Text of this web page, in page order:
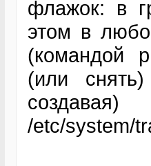
флажок: в
этом в
(командой
(или
/etc/system/